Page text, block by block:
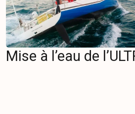
Mise à l’eau de